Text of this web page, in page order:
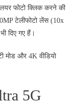
फोटो क्लिक करने की
टेलीफोटो लेंस (10x
दिए गए हैं।
मोड और 4K वीडियो
5G